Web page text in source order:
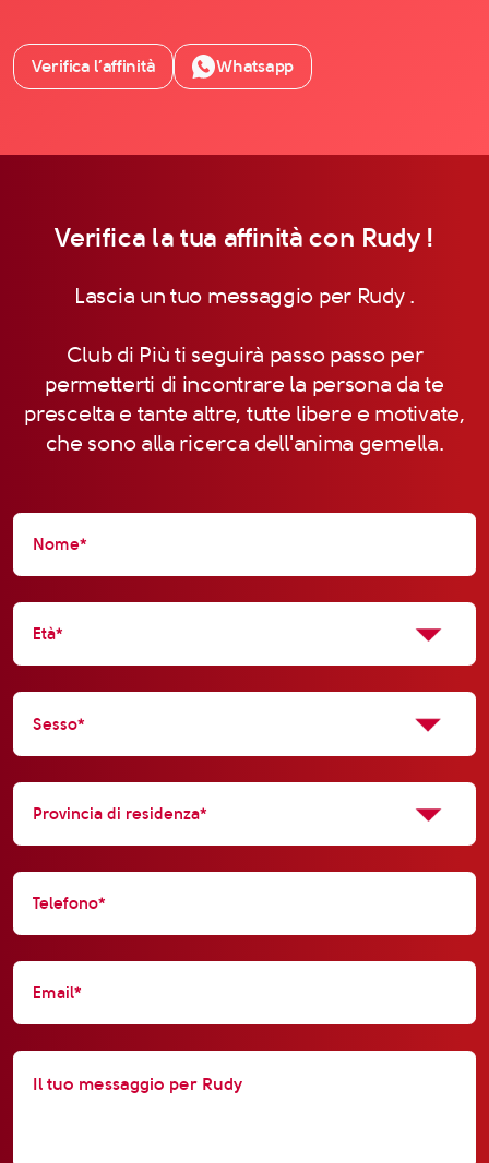
Verifica l’affinità Whatsapp
Verifica la tua affinità con Rudy !
Lascia un tuo messaggio per Rudy .
Club di Più ti seguirà passo passo per
permetterti di incontrare la persona da te
prescelta e tante altre, tutte libere e motivate,
che sono alla ricerca dell'anima gemella.